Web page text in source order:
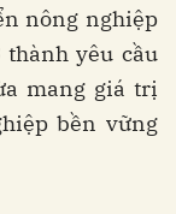
nông nghiệp
yêu cầu
mang giá trị
bền vững